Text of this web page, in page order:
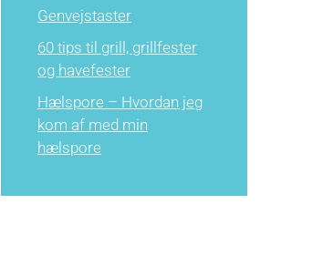
Genvejstaster
60 tips til grill, grillfester
og havefester
Hælspore – Hvordan jeg
kom af med min
hælspore